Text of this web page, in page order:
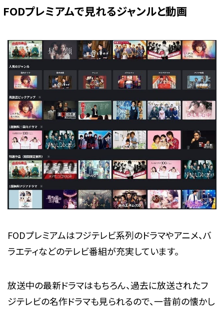
FODプレミアムで見れるジャンルと動画
FODプレミアムはフジテレビ系列のドラマやアニメ、バ
ラエティなどのテレビ番組が充実しています。
放送中の最新ドラマはもちろん、過去に放送されたフ
ジテレビの名作ドラマも見られるので、一昔前の懐かし